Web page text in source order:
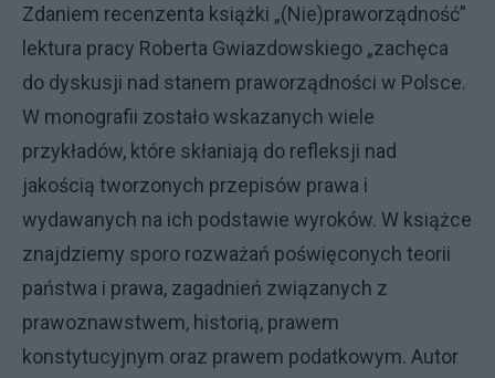
Zdaniem recenzenta książki „(Nie)praworządność”
lektura pracy Roberta Gwiazdowskiego „zachęca
do dyskusji nad stanem praworządności w Polsce.
W monografii zostało wskazanych wiele
przykładów, które skłaniają do refleksji nad
jakością tworzonych przepisów prawa i
wydawanych na ich podstawie wyroków. W książce
znajdziemy sporo rozważań poświęconych teorii
państwa i prawa, zagadnień związanych z
prawoznawstwem, historią, prawem
konstytucyjnym oraz prawem podatkowym. Autor